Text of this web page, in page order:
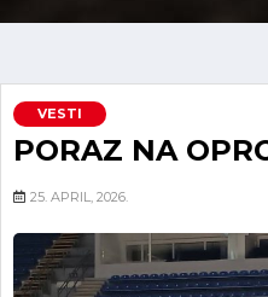
VESTI
PORAZ NA
25. APRIL, 2026.